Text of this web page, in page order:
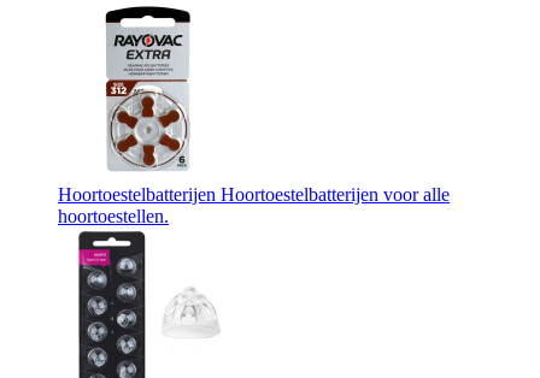
Hoortoestelbatterijen Hoortoestelbatterijen voor alle
hoortoestellen.